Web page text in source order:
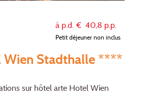
à p.d. € 40,8 p.p.
Petit déjeuner non inclus
Wien Stadthalle ****
sur hôtel arte Hotel Wien